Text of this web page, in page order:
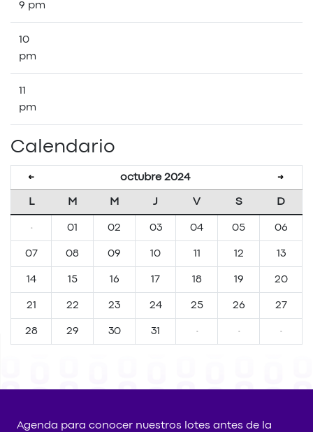
9 pm
10
pm
11
pm
Calendario
← octubre 2024 →
L M M J V S D
· 01 02 03 04 05 06
07 08 09 10 11 12 13
14 15 16 17 18 19 20
21 22 23 24 25 26 27
28 29 30 31 · · ·
Agenda para conocer nuestros lotes antes de la